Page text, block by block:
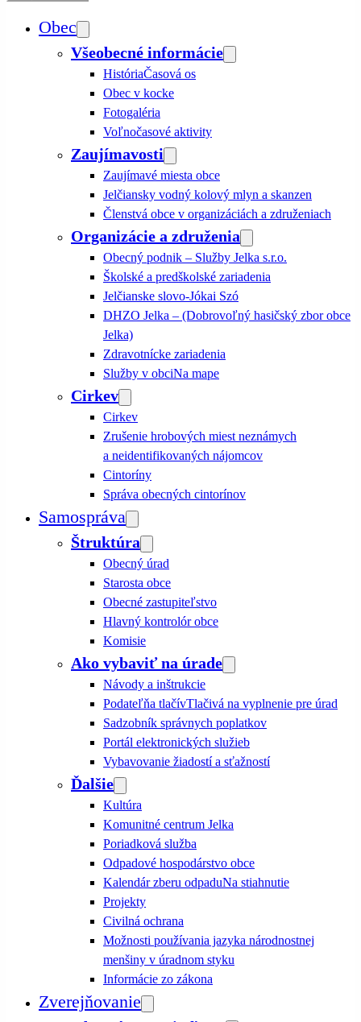
Obec
Všeobecné informácie
HistóriaČasová os
Obec v kocke
Fotogaléria
Voľnočasové aktivity
Zaujímavosti
Zaujímavé miesta obce
Jelčiansky vodný kolový mlyn a skanzen
Členstvá obce v organizáciách a združeniach
Organizácie a združenia
Obecný podnik – Služby Jelka s.r.o.
Školské a predškolské zariadenia
Jelčianske slovo-Jókai Szó
DHZO Jelka – (Dobrovoľný hasičský zbor obce
Jelka)
Zdravotnícke zariadenia
Služby v obciNa mape
Cirkev
Cirkev
Zrušenie hrobových miest neznámych
a neidentifikovaných nájomcov
Cintoríny
Správa obecných cintorínov
Samospráva
Štruktúra
Obecný úrad
Starosta obce
Obecné zastupiteľstvo
Hlavný kontrolór obce
Komisie
Ako vybaviť na úrade
Návody a inštrukcie
Podateľňa tlačívTlačivá na vyplnenie pre úrad
Sadzobník správnych poplatkov
Portál elektronických služieb
Vybavovanie žiadostí a sťažností
Ďalšie
Kultúra
Komunitné centrum Jelka
Poriadková služba
Odpadové hospodárstvo obce
Kalendár zberu odpaduNa stiahnutie
Projekty
Civilná ochrana
Možnosti používania jazyka národnostnej
menšiny v úradnom styku
Informácie zo zákona
Zverejňovanie